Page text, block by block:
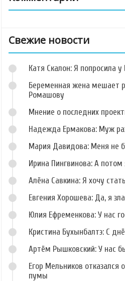
Свежие новости
Катя Скалон: Я попросила у
Беременная жена мешает
Ромашову
Мнение о последних
Надежда Ермакова: Муж
Мария Давидова: Меня не
Ирина Пингвинова: А потом
Алёна Савкина: Я хочу
Евгения Хорошева: Да, я
Юлия Ефременкова: У нас
Кристина Бухынбалтэ: С
Артём Рышковский: У нас
Егор Мельников отказался
пумы